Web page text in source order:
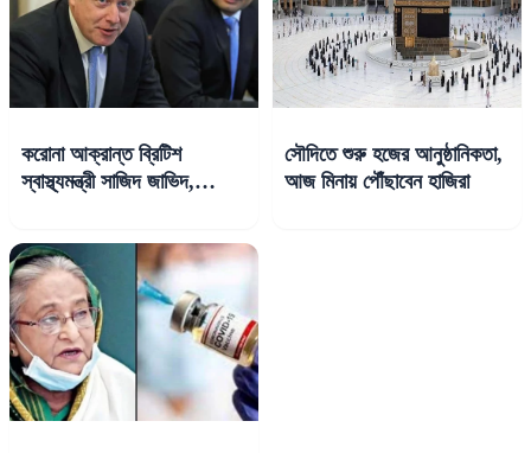
করোনা আক্রান্ত ব্রিটিশ
স্বাস্থ্যমন্ত্রী সাজিদ জাভিদ,
সৌদিতে শুরু হজের আনুষ্ঠানিকতা,
আজ মিনায় পৌঁছাবেন হাজিরা